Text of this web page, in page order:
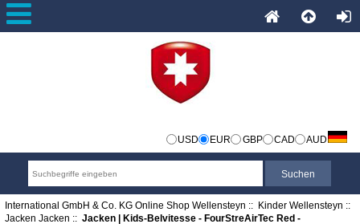
USD EUR GBP CAD AUD
International GmbH & Co. KG Online Shop Wellensteyn :: Kinder Wellensteyn ::
Jacken Jacken :: Jacken | Kids-Belvitesse - FourStreAirTec Red -